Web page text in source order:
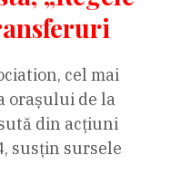
cel mai
orașului de la
din acțiuni
susțin sursele